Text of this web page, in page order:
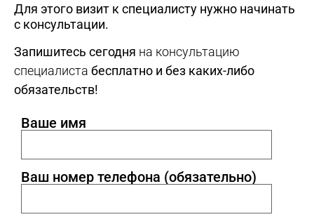
Для этого визит к специалисту нужно начинать
с консультации.
Запишитесь сегодня на консультацию
специалиста бесплатно и без каких-либо
обязательств!
Ваше имя
Ваш номер телефона (обязательно)